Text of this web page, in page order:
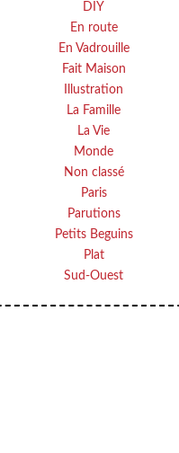
DIY
En route
En Vadrouille
Fait Maison
Illustration
La Famille
La Vie
Monde
Non classé
Paris
Parutions
Petits Beguins
Plat
Sud-Ouest